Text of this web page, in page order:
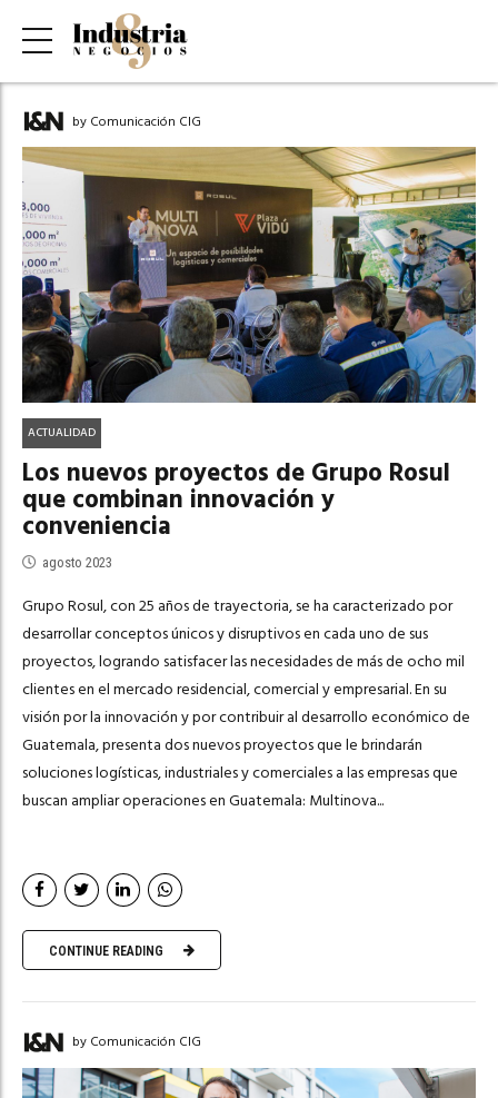
by Comunicación CIG
ACTUALIDAD
Los nuevos proyectos de Grupo Rosul
que combinan innovación y
conveniencia
agosto 2023
Grupo Rosul, con 25 años de trayectoria, se ha caracterizado por
desarrollar conceptos únicos y disruptivos en cada uno de sus
proyectos, logrando satisfacer las necesidades de más de ocho mil
clientes en el mercado residencial, comercial y empresarial. En su
visión por la innovación y por contribuir al desarrollo económico de
Guatemala, presenta dos nuevos proyectos que le brindarán
soluciones logísticas, industriales y comerciales a las empresas que
buscan ampliar operaciones en Guatemala: Multinova...
CONTINUE READING
by Comunicación CIG